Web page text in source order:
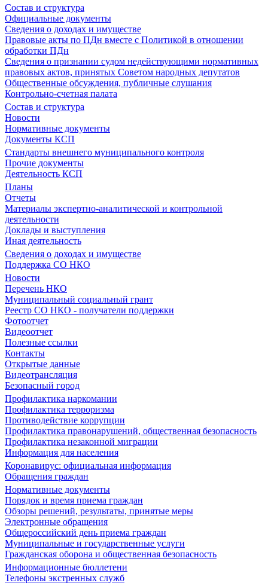
Состав и структура
Официальные документы
Сведения о доходах и имуществе
Правовые акты по ПДн вместе с Политикой в отношении
обработки ПДн
Сведения о признании судом недействующими нормативных
правовых актов, принятых Советом народных депутатов
Общественные обсуждения, публичные слушания
Контрольно-счетная палата
Состав и структура
Новости
Нормативные документы
Документы КСП
Стандарты внешнего муниципального контроля
Прочие документы
Деятельность КСП
Планы
Отчеты
Материалы экспертно-аналитической и контрольной
деятельности
Доклады и выступления
Иная деятельность
Сведения о доходах и имуществе
Поддержка СО НКО
Новости
Перечень НКО
Муниципальный социальный грант
Реестр СО НКО - получатели поддержки
Фотоотчет
Видеоотчет
Полезные ссылки
Контакты
Открытые данные
Видеотрансляция
Безопасный город
Профилактика наркомании
Профилактика терроризма
Противодействие коррупции
Профилактика правонарушений, общественная безопасность
Профилактика незаконной миграции
Информация для населения
Коронавирус: официальная информация
Обращения граждан
Нормативные документы
Порядок и время приема граждан
Обзоры решений, результаты, принятые меры
Электронные обращения
Общероссийский день приема граждан
Муниципальные и государственные услуги
Гражданская оборона и общественная безопасность
Информационные бюллетени
Телефоны экстренных служб